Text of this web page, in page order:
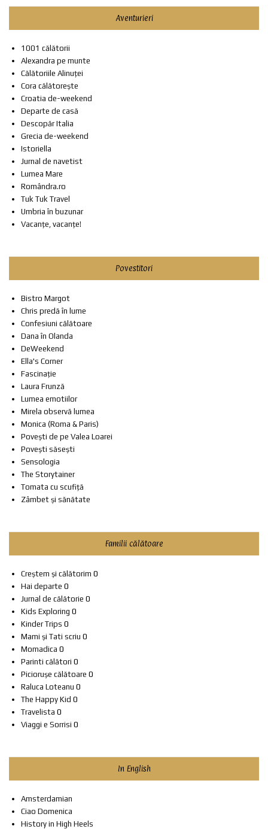
Aventurieri
1001 călătorii
Alexandra pe munte
Călătoriile Alinuței
Cora călătorește
Croatia de-weekend
Departe de casă
Descopăr Italia
Grecia de-weekend
Istoriella
Jurnal de navetist
Lumea Mare
Romândra.ro
Tuk Tuk Travel
Umbria în buzunar
Vacanțe, vacanțe!
Povestitori
Bistro Margot
Chris predă în lume
Confesiuni călătoare
Dana în Olanda
DeWeekend
Ella's Corner
Fascinație
Laura Frunză
Lumea emotiilor
Mirela observă lumea
Monica (Roma & Paris)
Povești de pe Valea Loarei
Povești săsești
Sensologia
The Storytainer
Tomata cu scufiță
Zâmbet și sănătate
Familii călătoare
Creștem și călătorim 0
Hai departe 0
Jurnal de călătorie 0
Kids Exploring 0
Kinder Trips 0
Mami și Tati scriu 0
Momadica 0
Parinti călători 0
Piciorușe călătoare 0
Raluca Loteanu 0
The Happy Kid 0
Travelista 0
Viaggi e Sorrisi 0
In English
Amsterdamian
Ciao Domenica
History in High Heels